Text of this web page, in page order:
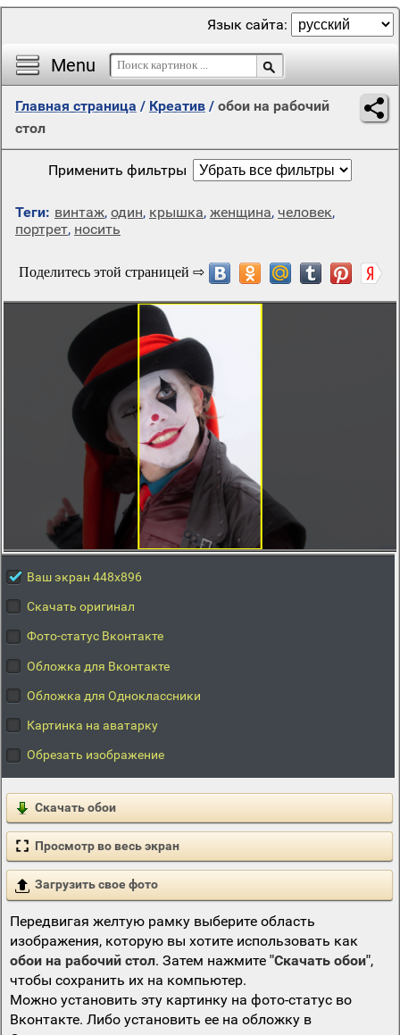
Menu
Язык сайта:
Главная страница / Креатив / обои на рабочий
стол
Применить фильтры
Теги: винтаж, один, крышка, женщина, человек,
портрет, носить
Ваш экран 448x896
Скачать оригинал
Фото-статус Вконтакте
Обложка для Вконтакте
Обложка для Одноклассники
Картинка на аватарку
Обрезать изображение
Скачать обои
Просмотр во весь экран
Загрузить свое фото
Передвигая желтую рамку выберите область
изображения, которую вы хотите использовать как
обои на рабочий стол. Затем нажмите "Скачать обои",
чтобы сохранить их на компьютер.
Можно установить эту картинку на фото-статус во
Вконтакте. Либо установить ее на обложку в